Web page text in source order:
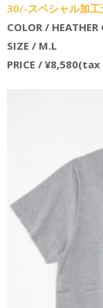
30/-スペシャル加
COLOR / HEATHER
SIZE / M.L
PRICE /